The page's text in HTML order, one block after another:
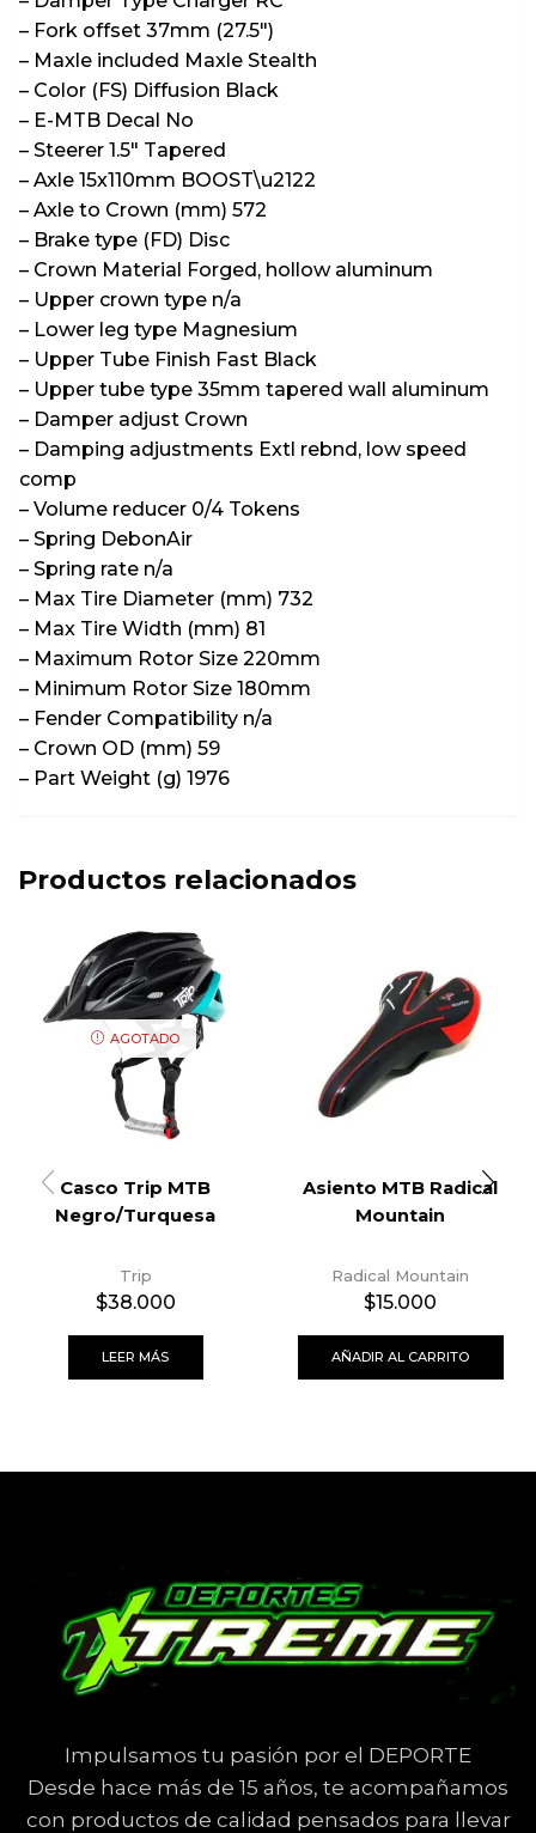
– Fork offset 37mm (27.5″)
– Maxle included Maxle Stealth
– Color (FS) Diffusion Black
– E-MTB Decal No
– Steerer 1.5″ Tapered
– Axle 15x110mm BOOST\u2122
– Axle to Crown (mm) 572
– Brake type (FD) Disc
– Crown Material Forged, hollow aluminum
– Upper crown type n/a
– Lower leg type Magnesium
– Upper Tube Finish Fast Black
– Upper tube type 35mm tapered wall aluminum
– Damper adjust Crown
– Damping adjustments Extl rebnd, low speed
comp
– Volume reducer 0/4 Tokens
– Spring DebonAir
– Spring rate n/a
– Max Tire Diameter (mm) 732
– Max Tire Width (mm) 81
– Maximum Rotor Size 220mm
– Minimum Rotor Size 180mm
– Fender Compatibility n/a
– Crown OD (mm) 59
– Part Weight (g) 1976
Productos relacionados
AGOTADO
Casco Trip MTB
Negro/Turquesa
Trip
$38.000
LEER MÁS
Asiento MTB Radical
Mountain
Radical Mountain
$15.000
AÑADIR AL CARRITO
Impulsamos tu pasión por el DEPORTE
Desde hace más de 15 años, te acompañamos
con productos de calidad pensados para llevar